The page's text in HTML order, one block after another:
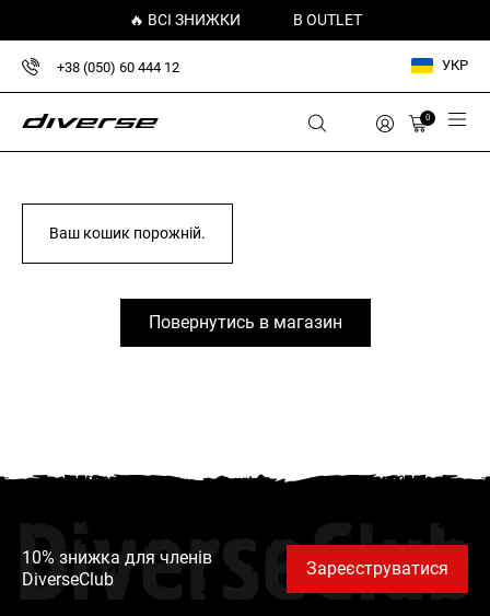
🔥 ВСІ ЗНИЖКИ В OUTLET
+38 (050) 60 444 12 УКР
0
Ваш кошик порожній.
Повернутись в магазин
10% знижка для членів
DiverseClub
DiverseClub
Зареєструватися